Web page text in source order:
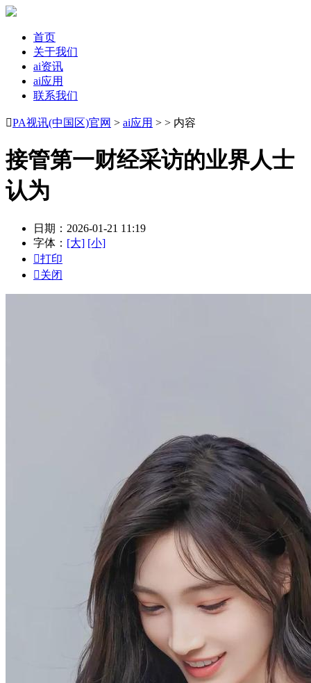
首页
关于我们
ai资讯
ai应用
联系我们
PA视讯(中国区)官网 > ai应用 > > 内容
接管第一财经采访的业界人士
认为
日期：2026-01-21 11:19
字体： [大] [小]
打印
关闭